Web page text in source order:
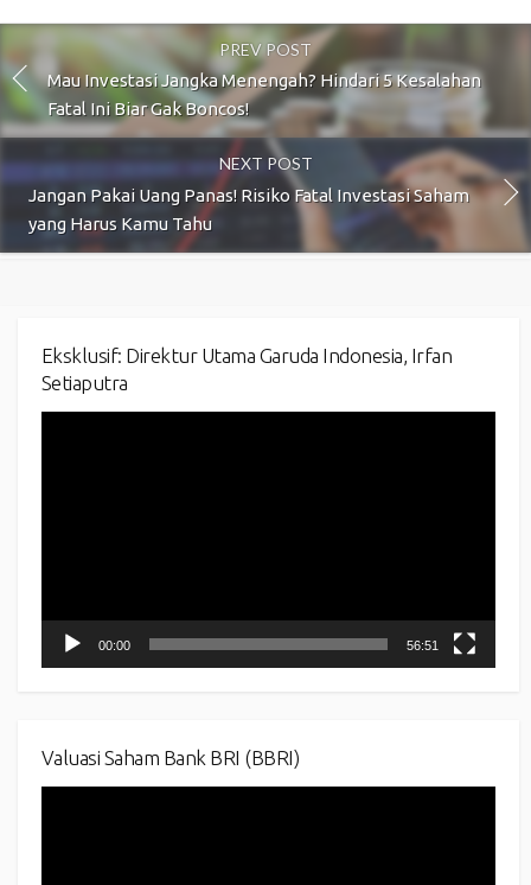
PREV POST
Mau Investasi Jangka Menengah? Hindari 5 Kesalahan
Fatal Ini Biar Gak Boncos!
NEXT POST
Jangan Pakai Uang Panas! Risiko Fatal Investasi Saham
yang Harus Kamu Tahu
Eksklusif: Direktur Utama Garuda Indonesia, Irfan
Setiaputra
00:00 56:51
Valuasi Saham Bank BRI (BBRI)